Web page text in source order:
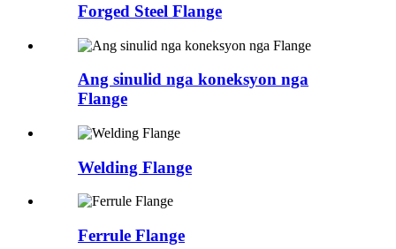
Forged Steel Flange
Ang sinulid nga koneksyon nga
Flange
Welding Flange
Ferrule Flange